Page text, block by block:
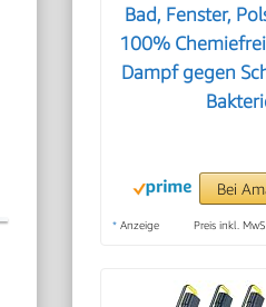
Bad, Fenster,
100%
Dampf gegen
Bei
* Anzeige Preis inkl.